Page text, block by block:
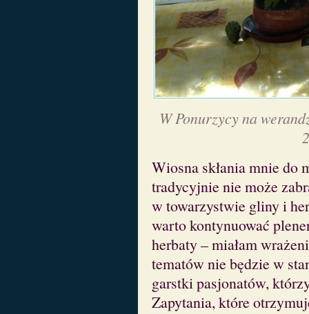
W Ponurzycy na
Wiosna skłania mnie do
tradycyjnie nie może
w towarzystwie gliny i
warto kontynuować
herbaty – miałam
tematów nie będzie w
garstki pasjonatów,
Zapytania, które